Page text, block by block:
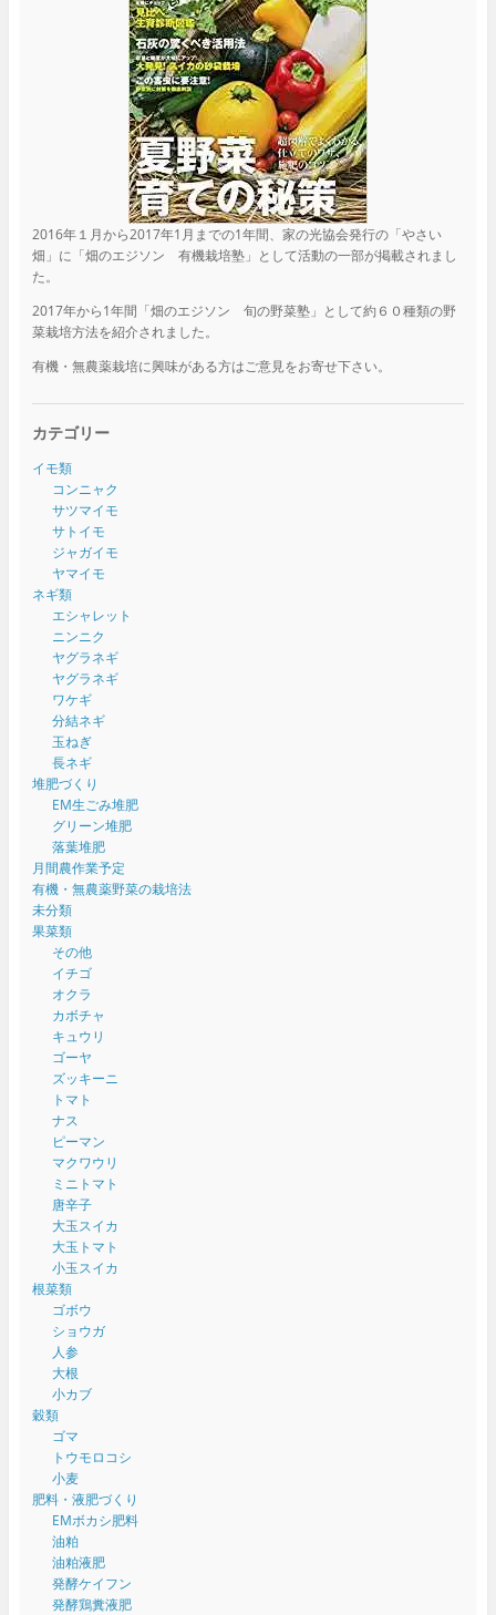
2016年１月から2017年1月までの1年間、家の光協会発行の「やさい
畑」に「畑のエジソン 有機栽培塾」として活動の一部が掲載されまし
た。
2017年から1年間「畑のエジソン 旬の野菜塾」として約６０種類の野
菜栽培方法を紹介されました。
有機・無農薬栽培に興味がある方はご意見をお寄せ下さい。
カテゴリー
イモ類
コンニャク
サツマイモ
サトイモ
ジャガイモ
ヤマイモ
ネギ類
エシャレット
ニンニク
ヤグラネギ
ヤグラネギ
ワケギ
分結ネギ
玉ねぎ
長ネギ
堆肥づくり
EM生ごみ堆肥
グリーン堆肥
落葉堆肥
月間農作業予定
有機・無農薬野菜の栽培法
未分類
果菜類
その他
イチゴ
オクラ
カボチャ
キュウリ
ゴーヤ
ズッキーニ
トマト
ナス
ピーマン
マクワウリ
ミニトマト
唐辛子
大玉スイカ
大玉トマト
小玉スイカ
根菜類
ゴボウ
ショウガ
人参
大根
小カブ
穀類
ゴマ
トウモロコシ
小麦
肥料・液肥づくり
EMボカシ肥料
油粕
油粕液肥
発酵ケイフン
発酵鶏糞液肥